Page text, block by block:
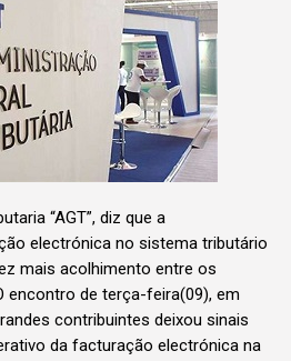
“AGT”, diz que a
electrónica no sistema tributário
mais acolhimento entre os
encontro de terça-feira(09), em
contribuintes deixou sinais
da facturação electrónica na